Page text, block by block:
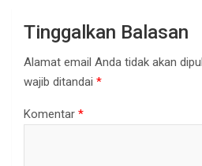
Tinggalkan Balasan
Alamat email Anda tidak akan
wajib ditandai *
Komentar *